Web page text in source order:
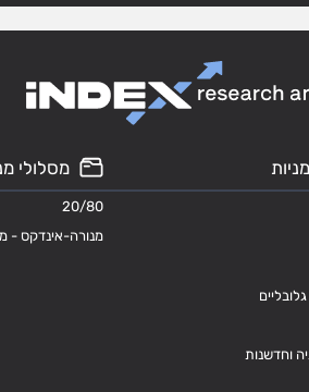
וחדשנות
מסלולי
20/80
מנורה-אינדקס -